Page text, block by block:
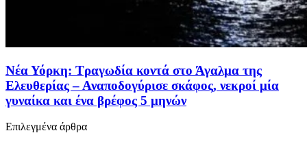
Νέα Υόρκη: Τραγωδία κοντά στο Άγαλμα της
Ελευθερίας – Αναποδογύρισε σκάφος, νεκροί μία
γυναίκα και ένα βρέφος 5 μηνών
Επιλεγμένα άρθρα